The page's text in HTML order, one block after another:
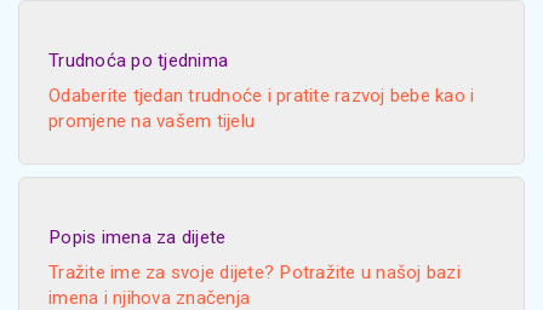
Trudnoća po tjednima
Odaberite tjedan trudnoće i pratite razvoj bebe kao i
promjene na vašem tijelu
Popis imena za dijete
Tražite ime za svoje dijete? Potražite u našoj bazi
imena i njihova značenja